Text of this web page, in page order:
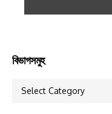
বিভাগসমুহ